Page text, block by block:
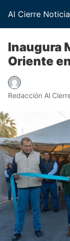
Al Cierre
Inaugura
Oriente
Redacción Al